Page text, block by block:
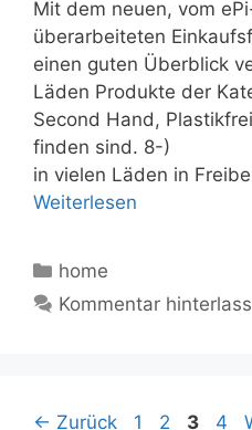
Mit dem neuen, vom
überarbeiteten
einen guten Überblick
Läden Produkte der
Second Hand,
finden sind. 8-)
in vielen Läden in
Weiterlesen
Kategorien
home
Kommentar
← Zurück Seite
1 Seite
2 Seite
3 4